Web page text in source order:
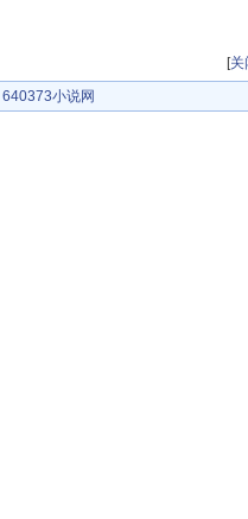
[关
640373小说网